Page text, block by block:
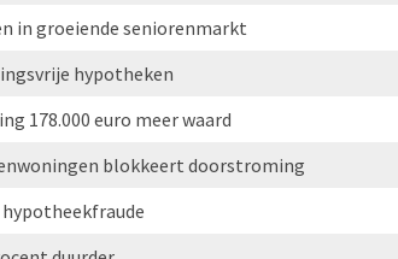
in groeiende seniorenmarkt
hypotheken
178.000 euro meer waard
blokkeert doorstroming